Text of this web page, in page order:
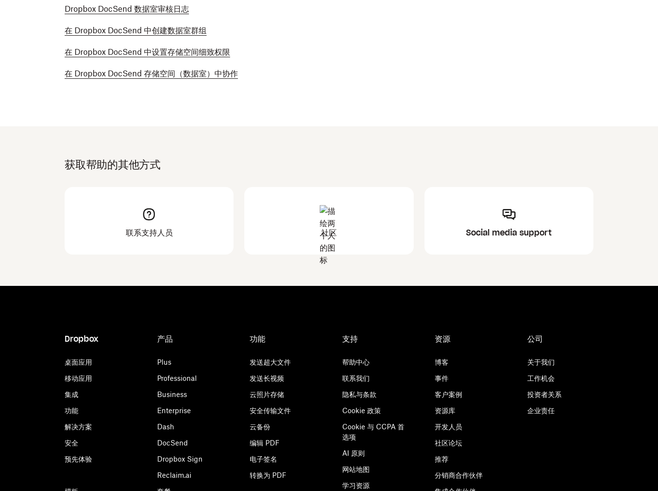
Dropbox DocSend 数据室审核日志
在 Dropbox DocSend 中创建数据室群组
在 Dropbox DocSend 中设置存储空间细致权限
在 Dropbox DocSend 存储空间（数据室）中协作
获取帮助的其他方式
联系支持人员 社区 Social media support
Dropbox
桌面应用
移动应用
集成
功能
解决方案
安全
预先体验
产品
Plus
Professional
Business
Enterprise
Dash
DocSend
Dropbox Sign
Reclaim.ai
功能
发送超大文件
发送长视频
云照片存储
安全传输文件
云备份
编辑 PDF
电子签名
转换为 PDF
支持
帮助中心
联系我们
隐私与条款
Cookie 政策
Cookie 与 CCPA 首
选项
AI 原则
网站地图
学习资源
资源
博客
事件
客户案例
资源库
开发人员
社区论坛
推荐
分销商合作伙伴
公司
关于我们
工作机会
投资者关系
企业责任